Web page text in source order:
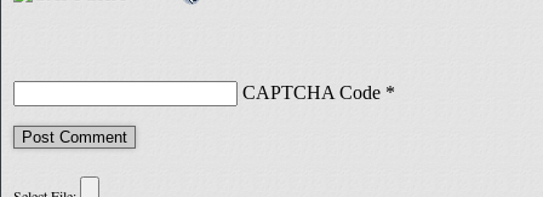
CAPTCHA Code *